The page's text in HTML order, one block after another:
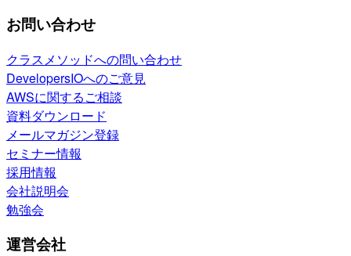
お問い合わせ
クラスメソッドへの問い合わせ
DevelopersIOへのご意見
AWSに関するご相談
資料ダウンロード
メールマガジン登録
セミナー情報
採用情報
会社説明会
勉強会
運営会社